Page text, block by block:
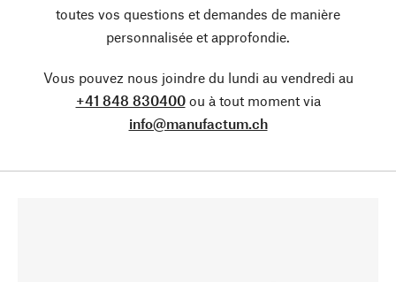
toutes vos questions et demandes de manière
personnalisée et approfondie.
Vous pouvez nous joindre du lundi au vendredi au
+41 848 830400ou à tout moment via
info@manufactum.ch